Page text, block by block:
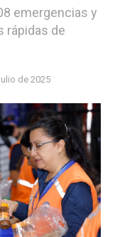
emergencias y
rápidas de
de 2025